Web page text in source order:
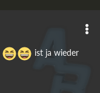
ist ja wieder